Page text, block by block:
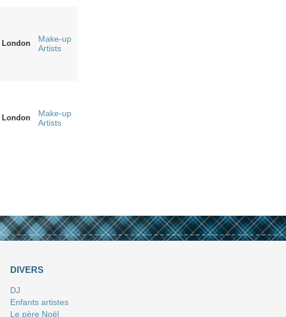
London
Make-up
Artists
London
Make-up
Artists
DIVERS
DJ
Enfants artistes
Le père Noël